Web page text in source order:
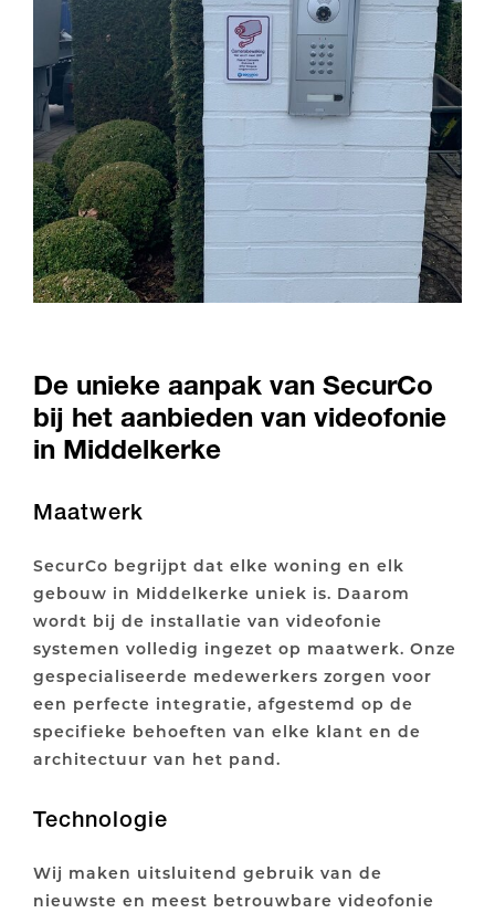
De unieke aanpak van SecurCo
bij het aanbieden van videofonie
in Middelkerke
Maatwerk
SecurCo begrijpt dat elke woning en elk
gebouw in Middelkerke uniek is. Daarom
wordt bij de installatie van videofonie
systemen volledig ingezet op maatwerk. Onze
gespecialiseerde medewerkers zorgen voor
een perfecte integratie, afgestemd op de
specifieke behoeften van elke klant en de
architectuur van het pand.
Technologie
Wij maken uitsluitend gebruik van de
nieuwste en meest betrouwbare videofonie